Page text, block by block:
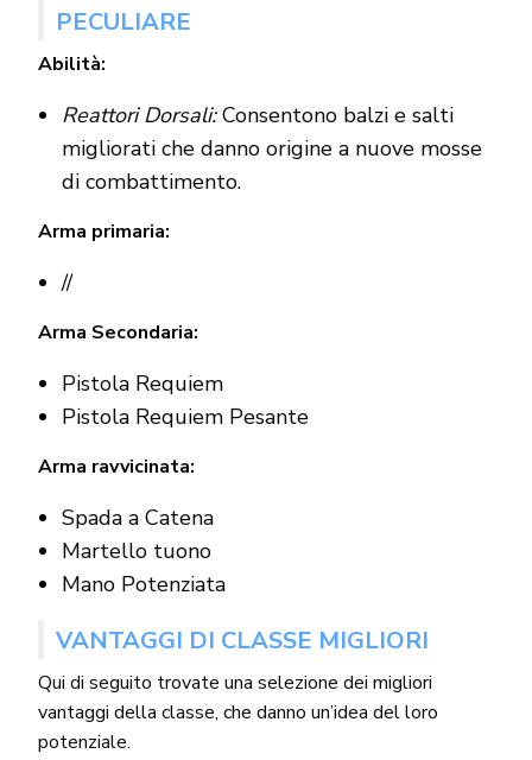
PECULIARE
Abilità:
Reattori Dorsali:Consentono balzi e salti
migliorati che danno origine a nuove mosse
di combattimento.
Arma primaria:
//
Arma Secondaria:
Pistola Requiem
Pistola Requiem Pesante
Arma ravvicinata:
Spada a Catena
Martello tuono
Mano Potenziata
VANTAGGI DI CLASSE MIGLIORI
Qui di seguito trovate una selezione dei migliori
vantaggi della classe, che danno un’idea del loro
potenziale.